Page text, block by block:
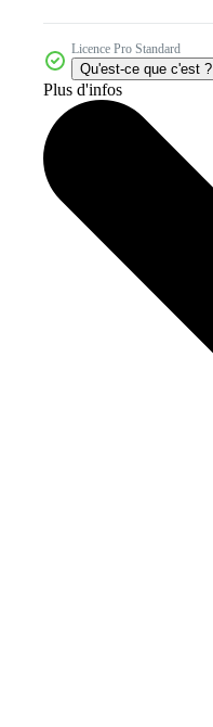
Licence Pro Standard
Qu'est-ce que c'est ?
Plus d'infos